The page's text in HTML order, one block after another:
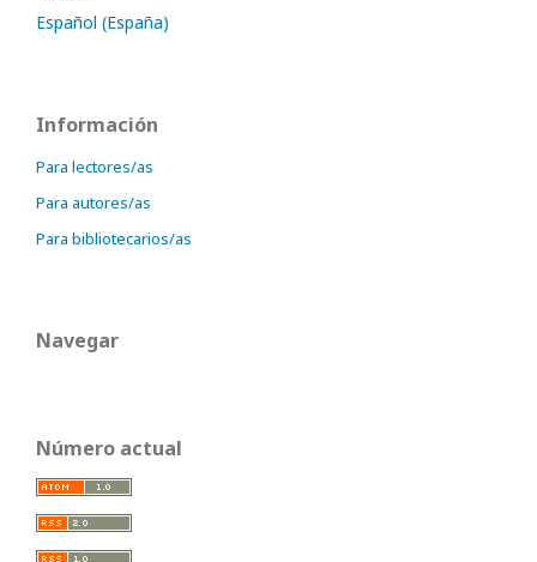
Español (España)
Información
Para lectores/as
Para autores/as
Para bibliotecarios/as
Navegar
Número actual